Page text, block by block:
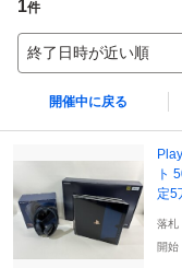
1件
終了日時が近い順
開催中に戻る
ト
定5
落札
開始